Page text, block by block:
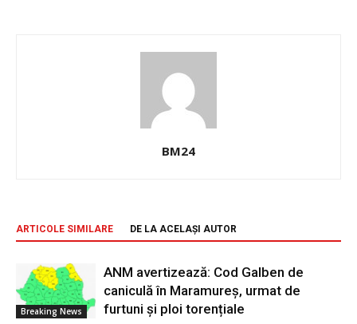
BM24
ARTICOLE SIMILARE DE LA ACELAȘI AUTOR
Breaking News
ANM avertizează: Cod Galben de
caniculă în Maramureș, urmat de
furtuni și ploi torențiale